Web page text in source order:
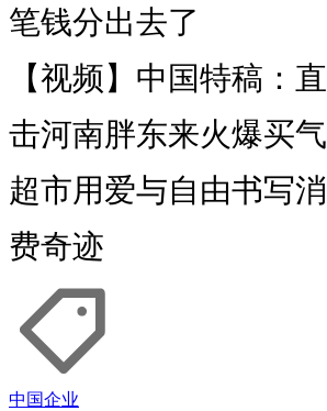
笔钱分出去了
【视频】中国特稿：直
击河南胖东来火爆买气
超市用爱与自由书写消
费奇迹
中国企业